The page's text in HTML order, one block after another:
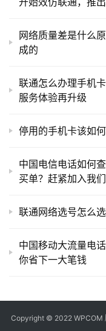
网络质量差是什么
成的
联通怎么办理手机
服务体验再升级
停用的手机卡该如
中国电信电话如何
买单？赶紧加入我
联通网络选号怎么
中国移动大流量电
你省下一大笔钱
Copyright © 2022 WPCOM